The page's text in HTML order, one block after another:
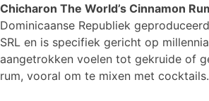
Chicharon The World’s Cinnamon
Dominicaanse Republiek
SRL en is specifiek gericht op
aangetrokken voelen tot gekruide of
rum, vooral om te mixen met cocktails.